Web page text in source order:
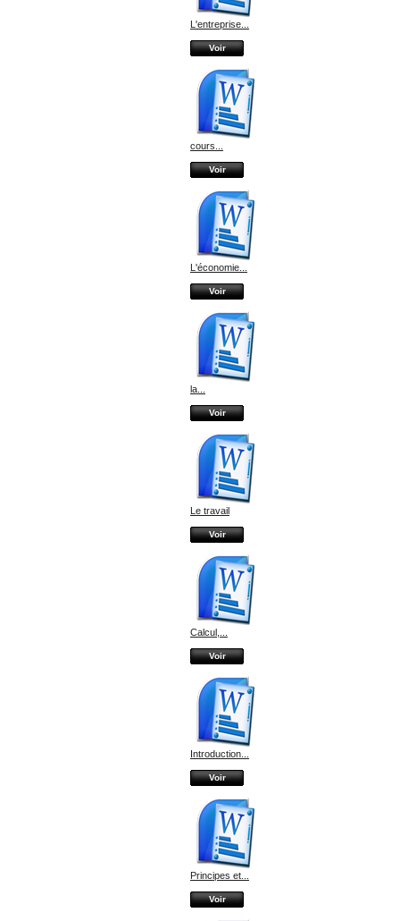
L'entreprise...
Voir
cours...
Voir
L'économie...
Voir
la...
Voir
Le travail
Voir
Calcul,...
Voir
Introduction...
Voir
Principes et...
Voir